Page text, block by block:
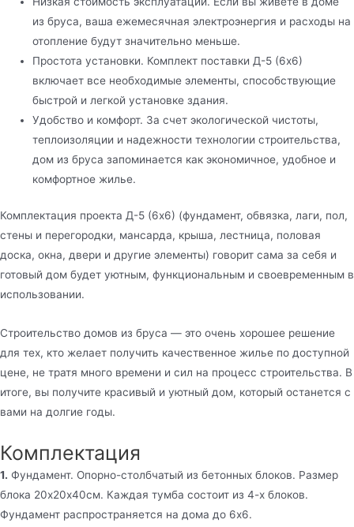
из бруса, ваша ежемесячная электроэнергия и расходы на
отопление будут значительно меньше.
Простота установки. Комплект поставки Д-5 (6х6)
включает все необходимые элементы, способствующие
быстрой и легкой установке здания.
Удобство и комфорт. За счет экологической чистоты,
теплоизоляции и надежности технологии строительства,
дом из бруса запоминается как экономичное, удобное и
комфортное жилье.
Комплектация проекта Д-5 (6х6) (фундамент, обвязка, лаги, пол,
стены и перегородки, мансарда, крыша, лестница, половая
доска, окна, двери и другие элементы) говорит сама за себя и
готовый дом будет уютным, функциональным и своевременным в
использовании.
Строительство домов из бруса — это очень хорошее решение
для тех, кто желает получить качественное жилье по доступной
цене, не тратя много времени и сил на процесс строительства. В
итоге, вы получите красивый и уютный дом, который останется с
вами на долгие годы.
Комплектация
1. Фундамент. Опорно-столбчатый из бетонных блоков. Размер
блока 20х20х40см. Каждая тумба состоит из 4-х блоков.
Фундамент распространяется на дома до 6х6.